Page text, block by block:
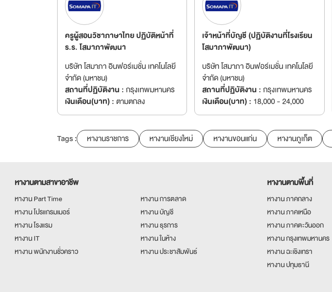
ครูผู้สอนวิชาภาษาไทย ปฏิบัติหน้าที่
ร.ร. โสมาภาพัฒนา
บริษัท โสมาภา อินฟอร์เมชั่น เทคโนโลยี
จำกัด (มหาชน)
สถานที่ปฏิบัติงาน :กรุงเทพมหานคร
เงินเดือน(บาท) :ตามตกลง
เจ้าหน้าที่บัญชี (ปฏิบัติงานที่โรงเรียน
โสมาภาพัฒนา)
บริษัท โสมาภา อินฟอร์เมชั่น เทคโนโลยี
จำกัด (มหาชน)
สถานที่ปฏิบัติงาน :กรุงเทพมหานคร
เงินเดือน(บาท) : 18,000 - 24,000
Tags : หางานราชการ หางานเชียงใหม่ หางานขอนแก่น หางานภูเก็ต
หางานตามสาขาอาชีพ
หางาน Part Time
หางาน การตลาด
หางาน โปรแกรมเมอร์
หางาน บัญชี
หางาน โรงแรม
หางาน ธุรการ
หางาน IT
หางาน ในห้าง
หางาน พนักงานชั่วคราว
หางาน ประชาสัมพันธ์
หางานตามพื้นที่
หางาน ภาคกลาง
หางาน ภาคเหนือ
หางาน ภาคตะวันออก
หางาน กรุงเทพมหานคร
หางาน ฉะเชิงเทรา
หางาน ปทุมธานี